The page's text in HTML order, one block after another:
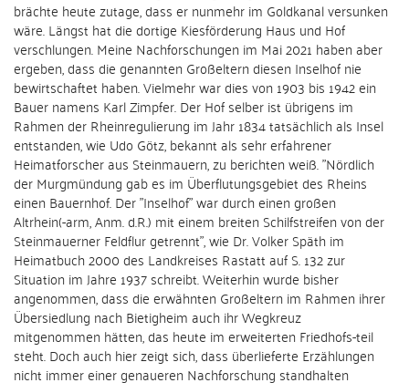
brächte heute zutage, dass er nunmehr im Goldkanal versunken
wäre. Längst hat die dortige Kiesförderung Haus und Hof
verschlungen. Meine Nachforschungen im Mai 2021 haben aber
ergeben, dass die genannten Großeltern diesen Inselhof nie
bewirtschaftet haben. Vielmehr war dies von 1903 bis 1942 ein
Bauer namens Karl Zimpfer. Der Hof selber ist übrigens im
Rahmen der Rheinregulierung im Jahr 1834 tatsächlich als Insel
entstanden, wie Udo Götz, bekannt als sehr erfahrener
Heimatforscher aus Steinmauern, zu berichten weiß. "Nördlich
der Murgmündung gab es im Überflutungsgebiet des Rheins
einen Bauernhof. Der "Inselhof" war durch einen großen
Altrhein(-arm, Anm. d.R.) mit einem breiten Schilfstreifen von der
Steinmauerner Feldflur getrennt", wie Dr. Volker Späth im
Heimatbuch 2000 des Landkreises Rastatt auf S. 132 zur
Situation im Jahre 1937 schreibt. Weiterhin wurde bisher
angenommen, dass die erwähnten Großeltern im Rahmen ihrer
Übersiedlung nach Bietigheim auch ihr Wegkreuz
mitgenommen hätten, das heute im erweiterten Friedhofs-teil
steht. Doch auch hier zeigt sich, dass überlieferte Erzählungen
nicht immer einer genaueren Nachforschung standhalten